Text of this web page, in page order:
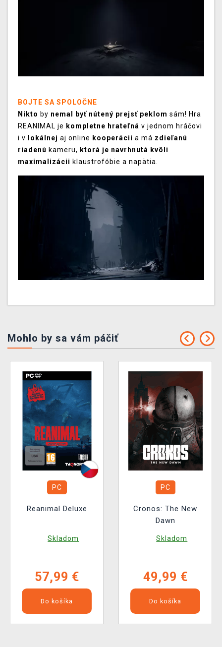
BOJTE SA SPOLOČNE
Nikto by nemal byť nútený prejsť peklom sám! Hra
REANIMAL je kompletne hrateľná v jednom hráčovi
i v
lokálnej aj online kooperácii a má zdieľanú
riadenú kameru, ktorá je navrhnutá kvôli
maximalizácii klaustrofóbie a napätia.
Mohlo by sa vám páčiť
PC
Reanimal Deluxe
Skladom
57,99 €
Do košíka
PC
Cronos: The New
Dawn
Skladom
49,99 €
Do košíka